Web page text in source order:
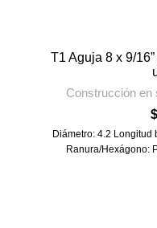
T1 Aguja 8 x 9/
Construcción en
$
Diámetro: 4.2 Longitud
Ranura/Hexágono: